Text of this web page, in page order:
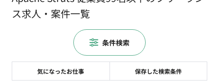
ス求人・案件一覧
気になったお仕事 保存した検索条件
条件検索